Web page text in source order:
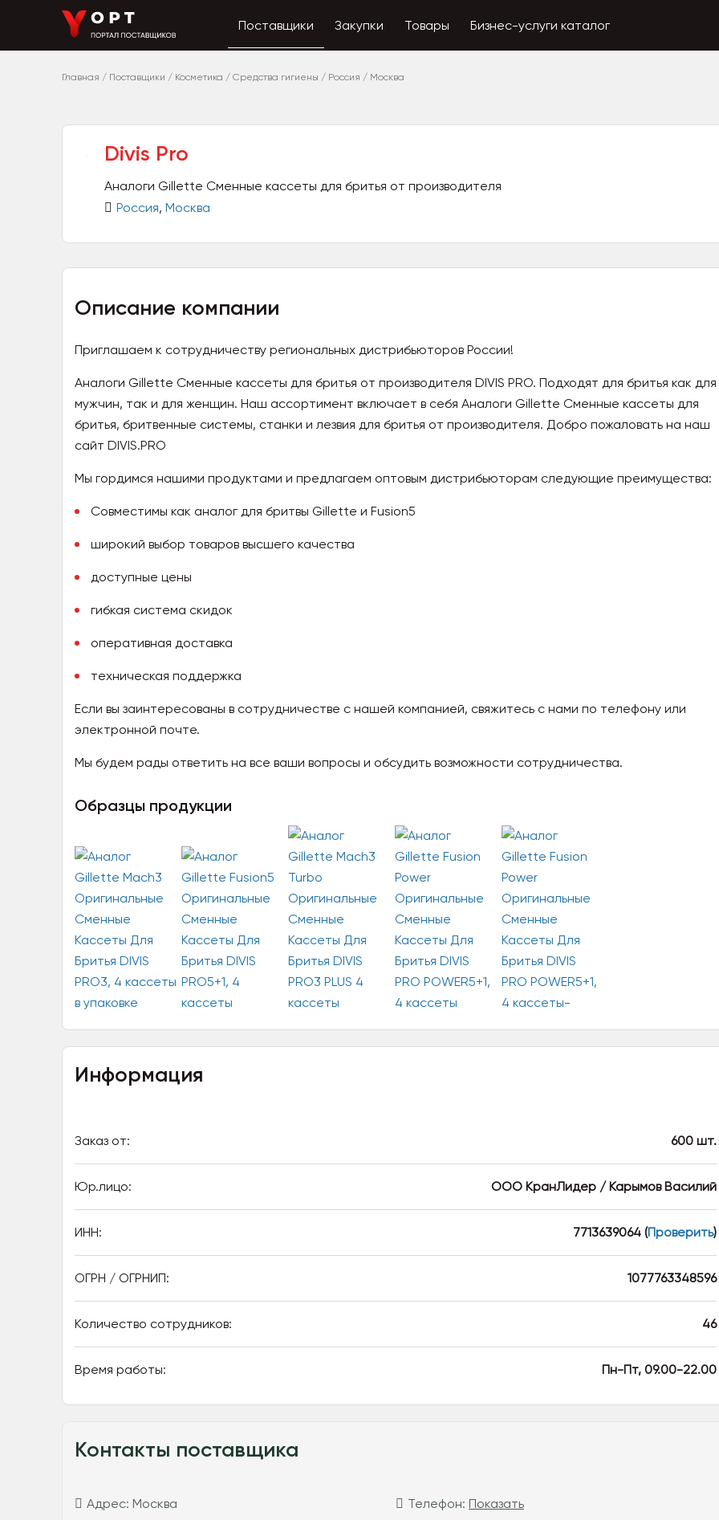
Поставщики Закупки Товары Бизнес-услуги каталог
Главная / Поставщики / Косметика / Средства гигиены / Россия / Москва
Divis Pro
Аналоги Gillette Сменные кассеты для бритья от производителя
Россия, Москва
Описание компании
Приглашаем к сотрудничеству региональных дистрибьюторов России!
Аналоги Gillette Сменные кассеты для бритья от производителя DIVIS PRO. Подходят для бритья как для
мужчин, так и для женщин. Наш ассортимент включает в себя Аналоги Gillette Сменные кассеты для
бритья, бритвенные системы, станки и лезвия для бритья от производителя. Добро пожаловать на наш
сайт DIVIS.PRO
Мы гордимся нашими продуктами и предлагаем оптовым дистрибьюторам следующие преимущества:
Совместимы как аналог для бритвы Gillette и Fusion5
широкий выбор товаров высшего качества
доступные цены
гибкая система скидок
оперативная доставка
техническая поддержка
Если вы заинтересованы в сотрудничестве с нашей компанией, свяжитесь с нами по телефону или
электронной почте.
Мы будем рады ответить на все ваши вопросы и обсудить возможности сотрудничества.
Образцы продукции
Информация
Заказ от: 600 шт.
Юр.лицо: ООО КранЛидер / Карымов Василий
ИНН: 7713639064(Проверить)
ОГРН / ОГРНИП: 1077763348596
Количество сотрудников: 46
Время работы: Пн-Пт, 09.00-22.00
Контакты поставщика
Адрес: Москва Телефон: Показать